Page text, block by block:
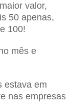
valor,
50 apenas,
100!
mês e
estava em
nas empresas